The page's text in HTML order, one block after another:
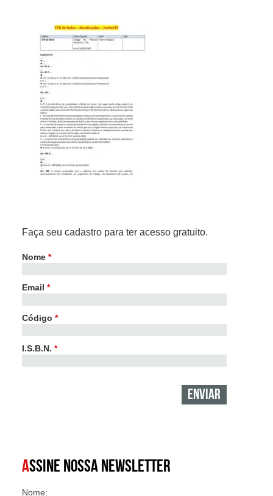
Faça seu cadastro para ter acesso gratuito.
Nome *
Email *
Código *
I.S.B.N. *
ASSINE NOSSA NEWSLETTER
Nome: